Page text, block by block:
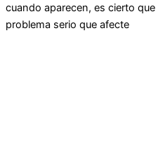
cuando aparecen, es cierto
problema serio que afecte